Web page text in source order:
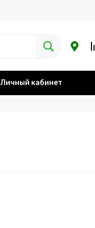
Личный кабинет